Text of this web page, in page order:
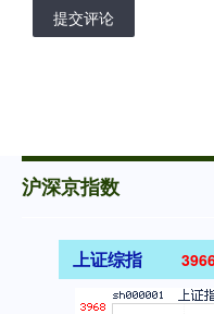
提交评论
沪深京指数
上证综指